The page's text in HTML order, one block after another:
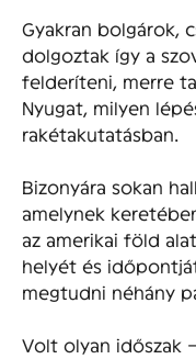
Gyakran bolgárok,
dolgoztak így a
felderíteni, merre
Nyugat, milyen
rakétakutatásban.
Bizonyára sokan
amelynek
az amerikai föld
helyét és
megtudni néhány
Volt olyan időszak